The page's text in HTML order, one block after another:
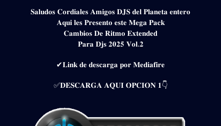
𝐒𝐚𝐥𝐮𝐝𝐨𝐬 𝐂𝐨𝐫𝐝𝐢𝐚𝐥𝐞𝐬 𝐀𝐦𝐢𝐠𝐨𝐬 𝐃𝐉𝐒 𝐝𝐞𝐥 𝐏𝐥𝐚𝐧𝐞𝐭𝐚 𝐞𝐧𝐭𝐞𝐫𝐨
𝐀𝐪𝐮𝐢 𝐥𝐞𝐬 𝐏𝐫𝐞𝐬𝐞𝐧𝐭𝐨 𝐞𝐬𝐭𝐞 𝐌𝐞𝐠𝐚 𝐏𝐚𝐜𝐤
𝐂𝐚𝐦𝐛𝐢𝐨𝐬 𝐃𝐞 𝐑𝐢𝐭𝐦𝐨 𝐄𝐱𝐭𝐞𝐧𝐝𝐞𝐝
𝐏𝐚𝐫𝐚 𝐃𝐣𝐬 𝟐𝟎𝟐𝟓 𝐕𝐨𝐥.𝟐
✔𝐋𝐢𝐧𝐤 𝐝𝐞 𝐝𝐞𝐬𝐜𝐚𝐫𝐠𝐚 𝐩𝐨𝐫 𝐌𝐞𝐝𝐢𝐚𝐟𝐢𝐫𝐞
✅𝐃𝐄𝐒𝐂𝐀𝐑𝐆𝐀 𝐀𝐐𝐔𝐈 𝐎𝐏𝐂𝐈𝐎𝐍 𝟏👇